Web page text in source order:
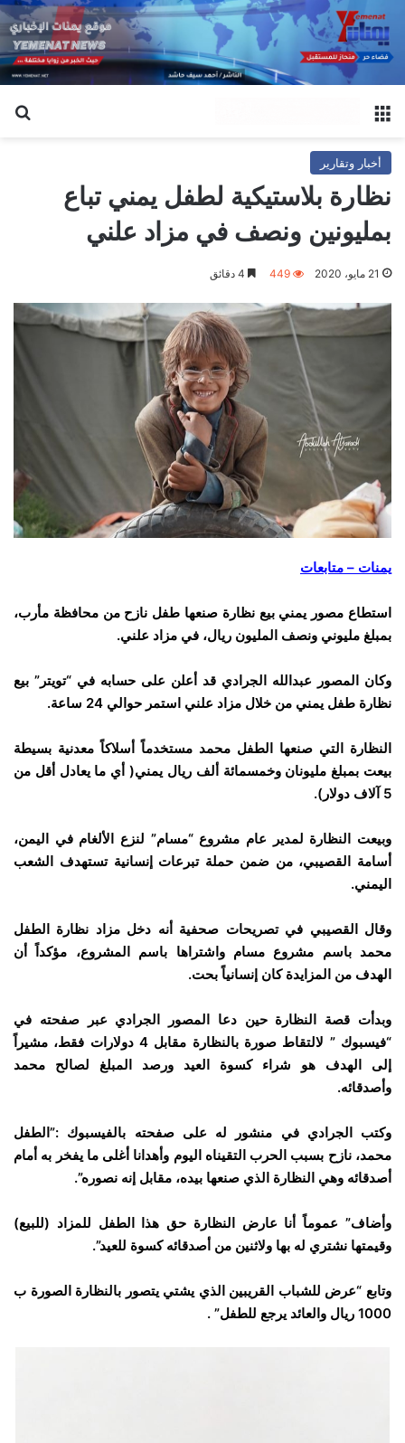
أخبار وتقارير
نظارة بلاستيكية لطفل يمني تباع
بمليونين ونصف في مزاد علني
21 مايو، 2020 449
يمنات – متابعات
استطاع مصور يمني بيع نظارة صنعها طفل نازح من محافظة مأرب،
بمبلغ مليوني ونصف المليون ريال، في مزاد علني.
وكان المصور عبدالله الجرادي قد أعلن على حسابه في “تويتر” بيع
نظارة طفل يمني من خلال مزاد علني استمر حوالي 24 ساعة.
النظارة التي صنعها الطفل محمد مستخدماً أسلاكاً معدنية بسيطة
بيعت بمبلغ مليونان وخمسمائة ألف ريال يمني( أي ما يعادل أقل من
5 آلاف دولار).
وبيعت النظارة لمدير عام مشروع “مسام” لنزع الألغام في اليمن،
أسامة القصيبي، من ضمن حملة تبرعات إنسانية تستهدف الشعب
اليمني.
وقال القصيبي في تصريحات صحفية أنه دخل مزاد نظارة الطفل
محمد باسم مشروع مسام واشتراها باسم المشروع، مؤكداً أن
الهدف من المزايدة كان إنسانياً بحت.
وبدأت قصة النظارة حين دعا المصور الجرادي عبر صفحته في
“فيسبوك ” لالتقاط صورة بالنظارة مقابل 4 دولارات فقط، مشيراً
إلى الهدف هو شراء كسوة العيد ورصد المبلغ لصالح محمد
وأصدقائه.
وكتب الجرادي في منشور له على صفحته بالفيسبوك :”الطفل
محمد، نازح بسبب الحرب التقيناه اليوم وأهدانا أغلى ما يفخر به أمام
أصدقائه وهي النظارة الذي صنعها بيده، مقابل إنه نصوره”.
وأضاف” عموماً أنا عارض النظارة حق هذا الطفل للمزاد (للبيع)
وقيمتها نشتري له بها ولاثنين من أصدقائه كسوة للعيد”.
وتابع “عرض للشباب القريبين الذي يشتي يتصور بالنظارة الصورة ب
1000 ريال والعائد يرجع للطفل” .